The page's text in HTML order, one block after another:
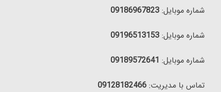
شماره موبایل:09186967823
شماره موبایل:09196513153
شماره موبایل: 09189572641
تماس با مدیریت:09128182466